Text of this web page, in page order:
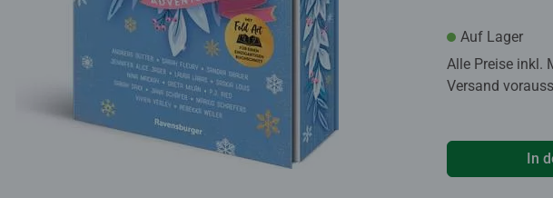
Auf Lager
Alle Preise inkl.
Versand
In